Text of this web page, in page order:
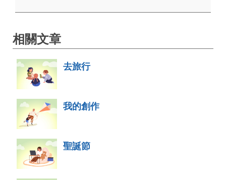
相關文章
去旅行
我的創作
聖誕節